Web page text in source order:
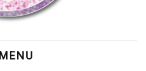
MENU